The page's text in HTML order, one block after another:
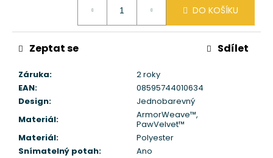
DO KOŠÍKU
Záruka:
2 roky
EAN:
08595744010634
Design:
Jednobarevný
Materiál: ArmorWeave™,
PawVelvet™
Materiál:
Polyester
Snímatelný potah:
Ano
Zeptat se Sdílet